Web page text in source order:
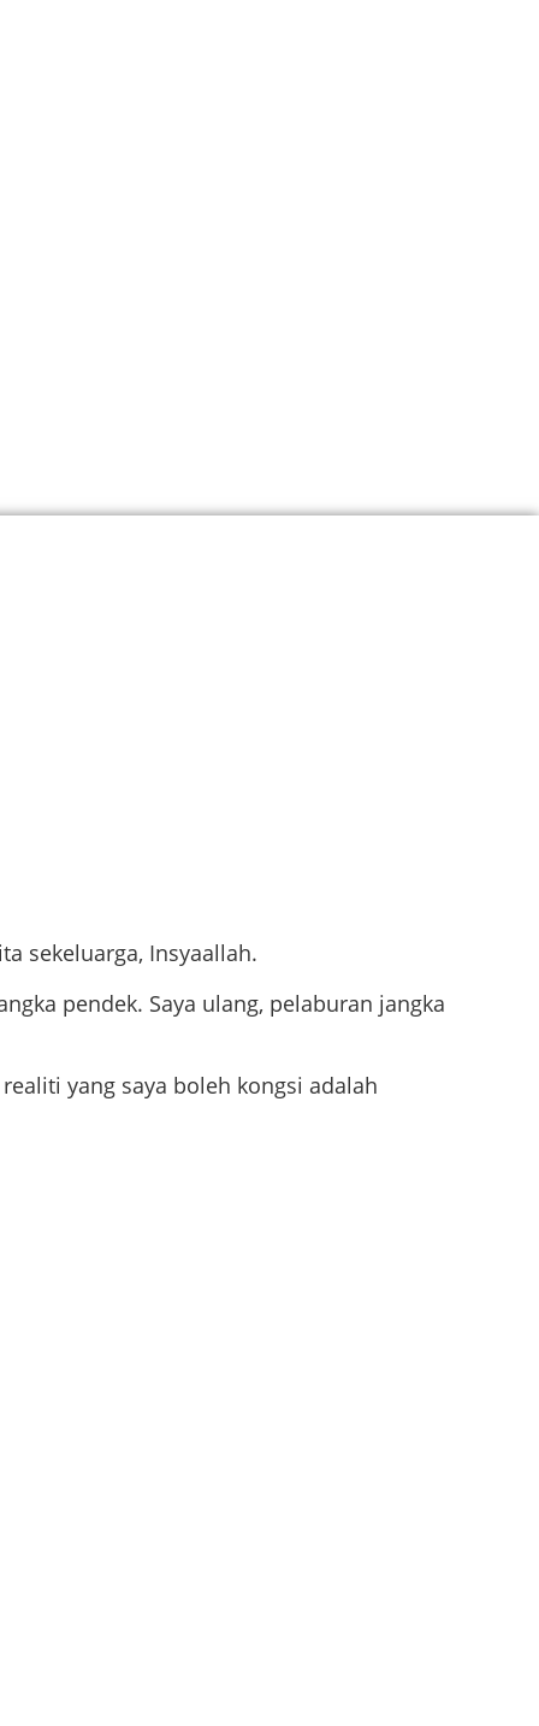
sekeluarga, Insyaallah.
pendek. Saya ulang, pelaburan jangka
yang saya boleh kongsi adalah